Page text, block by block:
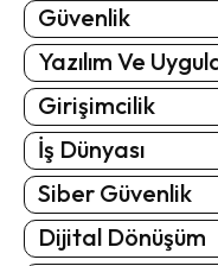
Güvenlik
Yazılım Ve
Girişimcilik
İş Dünyası
Siber Güvenlik
Dijital Dönüşüm